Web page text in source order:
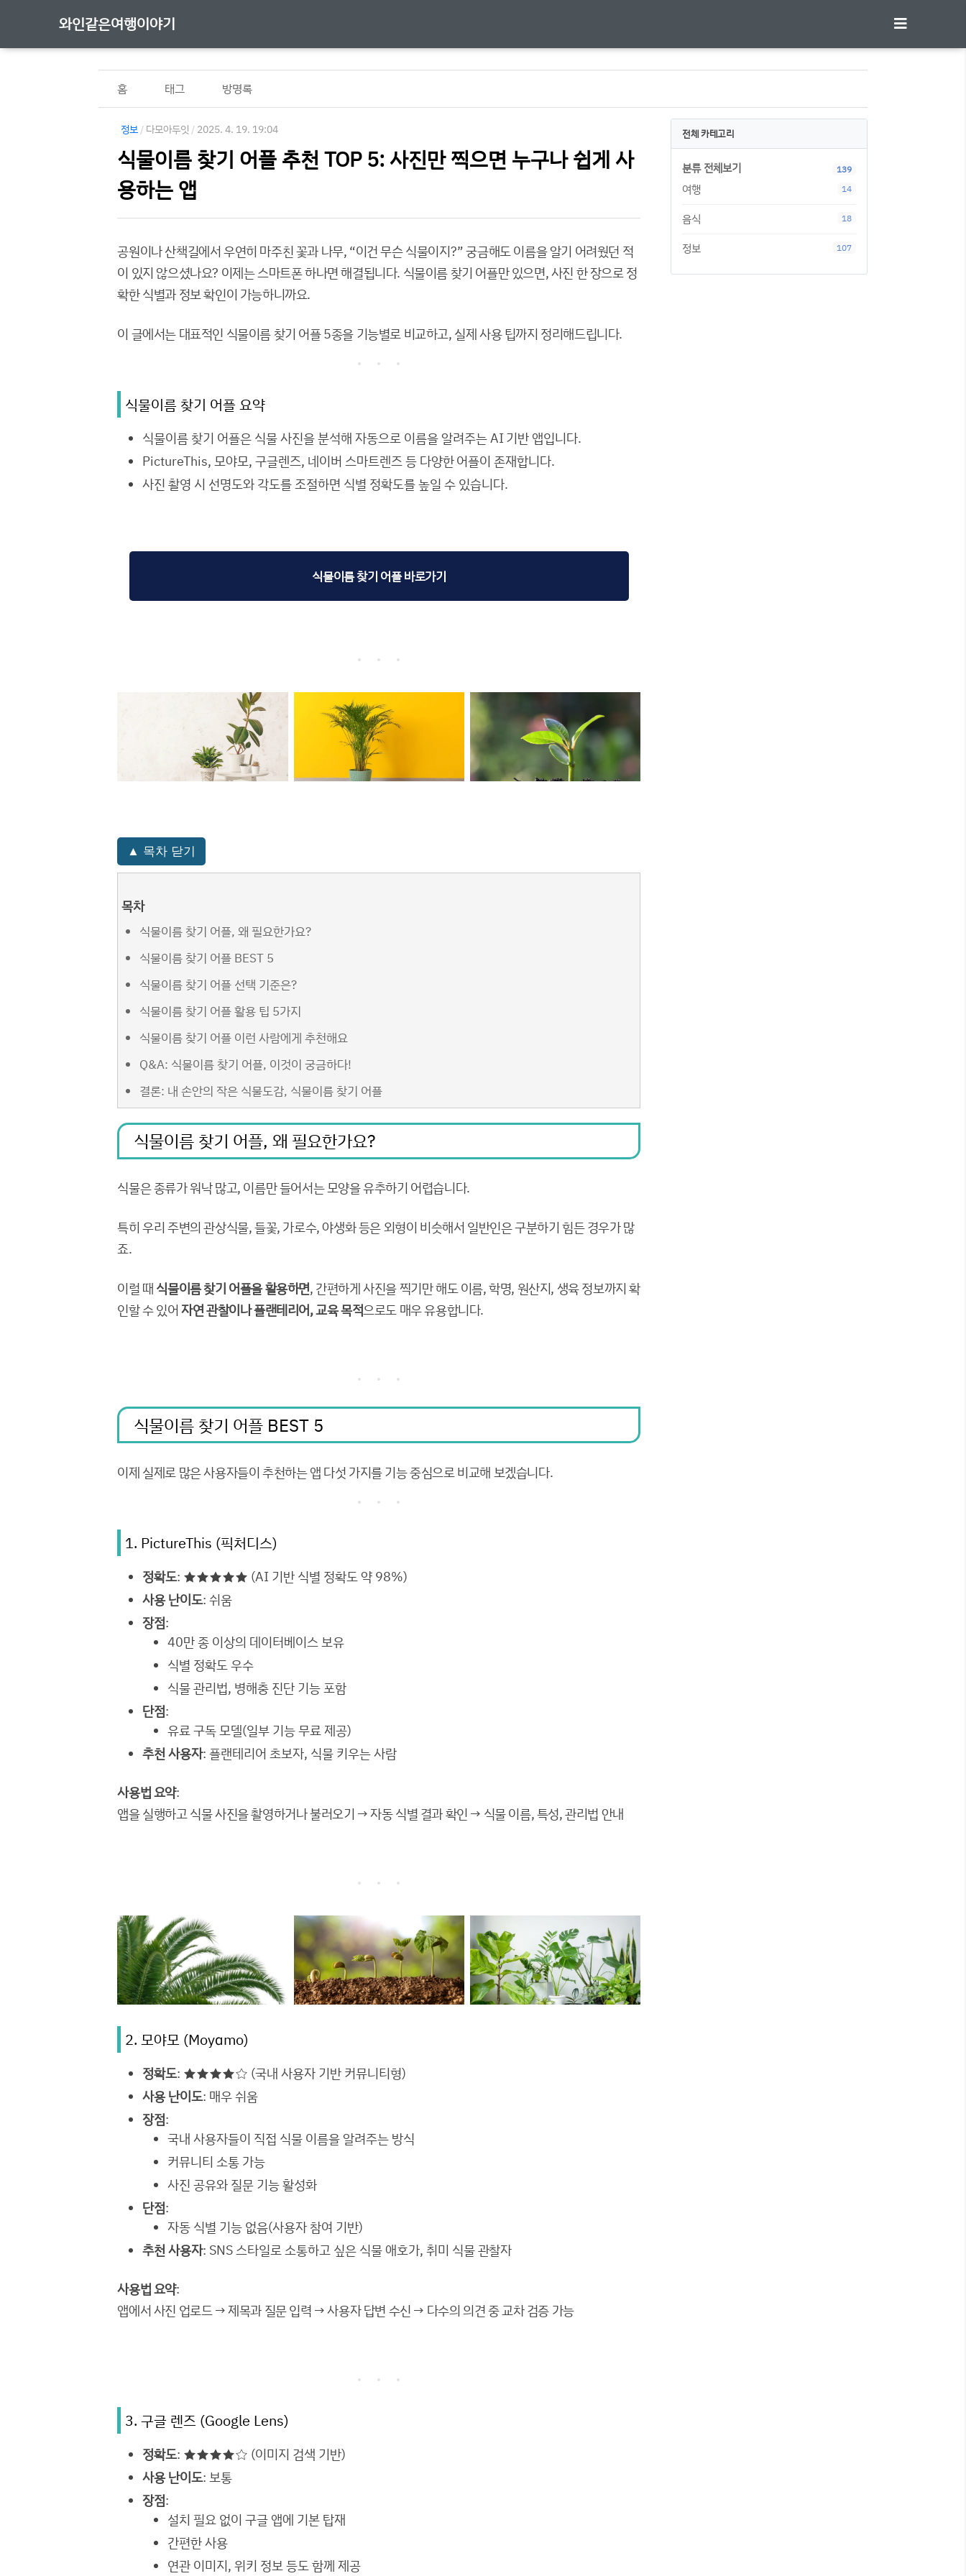
와인같은여행이야기
홈 태그 방명록
정보 / 다모아두잇 / 2025. 4. 19. 19:04
식물이름 찾기 어플 추천 TOP 5: 사진만 찍으면 누구나 쉽게 사
용하는 앱
공원이나 산책길에서 우연히 마주친 꽃과 나무, “이건 무슨 식물이지?” 궁금해도 이름을 알기 어려웠던 적
이 있지 않으셨나요? 이제는 스마트폰 하나면 해결됩니다. 식물이름 찾기 어플만 있으면, 사진 한 장으로 정
확한 식별과 정보 확인이 가능하니까요.
이 글에서는 대표적인 식물이름 찾기 어플 5종을 기능별로 비교하고, 실제 사용 팁까지 정리해드립니다.
식물이름 찾기 어플 요약
식물이름 찾기 어플은 식물 사진을 분석해 자동으로 이름을 알려주는 AI 기반 앱입니다.
PictureThis, 모야모, 구글렌즈, 네이버 스마트렌즈 등 다양한 어플이 존재합니다.
사진 촬영 시 선명도와 각도를 조절하면 식별 정확도를 높일 수 있습니다.
식물이름 찾기 어플 바로가기
▲ 목차 닫기
목차
식물이름 찾기 어플, 왜 필요한가요?
식물이름 찾기 어플 BEST 5
식물이름 찾기 어플 선택 기준은?
식물이름 찾기 어플 활용 팁 5가지
식물이름 찾기 어플 이런 사람에게 추천해요
Q&A: 식물이름 찾기 어플, 이것이 궁금하다!
결론: 내 손안의 작은 식물도감, 식물이름 찾기 어플
식물이름 찾기 어플, 왜 필요한가요?
식물은 종류가 워낙 많고, 이름만 들어서는 모양을 유추하기 어렵습니다.
특히 우리 주변의 관상식물, 들꽃, 가로수, 야생화 등은 외형이 비슷해서 일반인은 구분하기 힘든 경우가 많
죠.
이럴 때 식물이름 찾기 어플을 활용하면, 간편하게 사진을 찍기만 해도 이름, 학명, 원산지, 생육 정보까지 확
인할 수 있어자연 관찰이나 플랜테리어, 교육 목적으로도 매우 유용합니다.
식물이름 찾기 어플 BEST 5
이제 실제로 많은 사용자들이 추천하는 앱 다섯 가지를 기능 중심으로 비교해 보겠습니다.
1. PictureThis (픽처디스)
정확도: ★★★★★ (AI 기반 식별 정확도 약 98%)
사용 난이도: 쉬움
장점:
40만 종 이상의 데이터베이스 보유
식별 정확도 우수
식물 관리법, 병해충 진단 기능 포함
단점:
유료 구독 모델(일부 기능 무료 제공)
추천 사용자: 플랜테리어 초보자, 식물 키우는 사람
사용법 요약:
앱을 실행하고 식물 사진을 촬영하거나 불러오기 → 자동 식별 결과 확인 → 식물 이름, 특성, 관리법 안내
2. 모야모 (Moyamo)
정확도: ★★★★☆ (국내 사용자 기반 커뮤니티형)
사용 난이도: 매우 쉬움
장점:
국내 사용자들이 직접 식물 이름을 알려주는 방식
커뮤니티 소통 가능
사진 공유와 질문 기능 활성화
단점:
자동 식별 기능 없음(사용자 참여 기반)
추천 사용자: SNS 스타일로 소통하고 싶은 식물 애호가, 취미 식물 관찰자
사용법 요약:
앱에서 사진 업로드 → 제목과 질문 입력 → 사용자 답변 수신 → 다수의 의견 중 교차 검증 가능
3. 구글 렌즈 (Google Lens)
정확도: ★★★★☆ (이미지 검색 기반)
사용 난이도: 보통
장점:
설치 필요 없이 구글 앱에 기본 탑재
간편한 사용
연관 이미지, 위키 정보 등도 함께 제공
전체 카테고리
분류 전체보기 139
여행 14
음식 18
정보 107